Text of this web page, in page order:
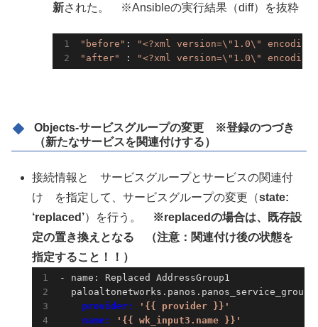
新された。 ※Ansibleの実行結果（diff）を抜粋
"before" :
"<?xml version=\"1.0\"
"after"
: "<?xml version=\"1.0\"
Objects-サービスグループの変更 ※登録のつづき
（新たなサービスを関連付けする）
接続情報と サービスグループとサービスの関連付
け を指定して、サービスグループの変更（state:
‘replaced’）を行う。
※replacedの場合は、既存設
定の置き換えとなる （注意：関連付け後の状態を
指定すること！！）
- name: Replaced AddressGroup1
    provider:
'{{ provider }}'
    name:
'{{ wk_input3.name }}'